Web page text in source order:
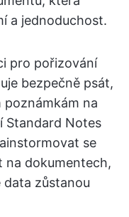
a jednoduchost.
pro pořizování
bezpečně psát,
poznámkám na
Standard Notes
se
na dokumentech,
zůstanou